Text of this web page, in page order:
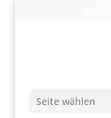
Seite wählen